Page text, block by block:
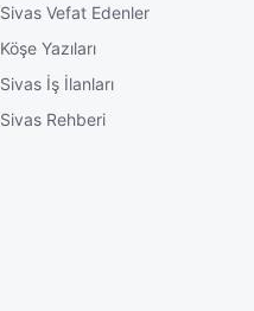
Sivas Vefat Edenler
Köşe Yazıları
Sivas İş İlanları
Sivas Rehberi